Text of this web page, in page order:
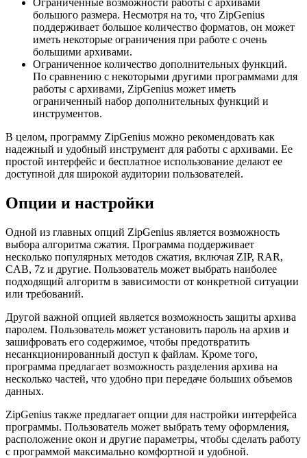
большого размера. Несмотря на то, что ZipGenius
поддерживает большое количество форматов, он может
иметь некоторые ограничения при работе с очень
большими архивами.
Ограниченное количество дополнительных функций.
По сравнению с некоторыми другими программами для
работы с архивами, ZipGenius может иметь
ограниченный набор дополнительных функций и
инструментов.
В целом, программу ZipGenius можно рекомендовать как
надежный и удобный инструмент для работы с архивами. Ее
простой интерфейс и бесплатное использование делают ее
доступной для широкой аудитории пользователей.
Опции и настройки
Одной из главных опций ZipGenius является возможность
выбора алгоритма сжатия. Программа поддерживает
несколько популярных методов сжатия, включая ZIP, RAR,
CAB, 7z и другие. Пользователь может выбрать наиболее
подходящий алгоритм в зависимости от конкретной ситуации
или требований.
Другой важной опцией является возможность защиты архива
паролем. Пользователь может установить пароль на архив и
зашифровать его содержимое, чтобы предотвратить
несанкционированный доступ к файлам. Кроме того,
программа предлагает возможность разделения архива на
несколько частей, что удобно при передаче больших объемов
данных.
ZipGenius также предлагает опции для настройки интерфейса
программы. Пользователь может выбрать тему оформления,
расположение окон и другие параметры, чтобы сделать работу
с программой максимально комфортной и удобной.